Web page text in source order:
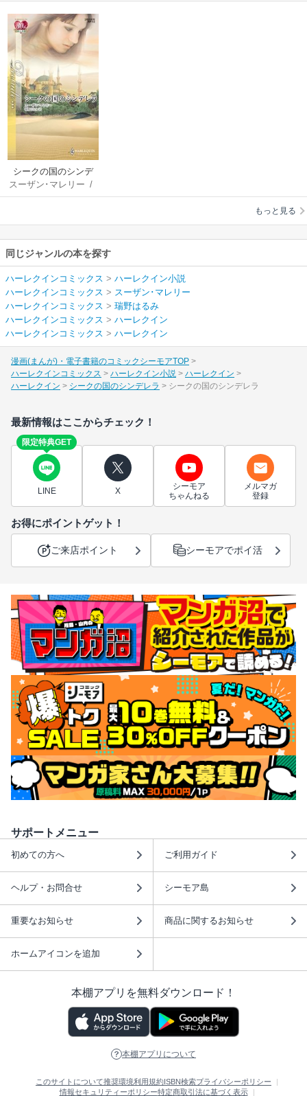
シークの国のシンデ
レラ
スーザン･マレリー /
瑞野はるみ
もっと見る
同じジャンルの本を探す
ハーレクインコミックス > ハーレクイン小説
ハーレクインコミックス > スーザン･マレリー
ハーレクインコミックス > 瑞野はるみ
ハーレクインコミックス > ハーレクイン
ハーレクインコミックス > ハーレクイン
漫画(まんが)・電子書籍のコミックシーモアTOP
ハーレクインコミックス
ハーレクイン小説
ハーレクイン
ハーレクイン
シークの国のシンデレラ シークの国のシンデレラ
最新情報はここからチェック！
限定特典GET
LINE X
シーモア
ちゃんねる
メルマガ
登録
お得にポイントゲット！
ご来店ポイント シーモアでポイ活
サポートメニュー
初めての方へ ご利用ガイド
ヘルプ・お問合せ シーモア島
重要なお知らせ 商品に関するお知らせ
ホームアイコンを追加
本棚アプリを無料ダウンロード！
本棚アプリについて
このサイトについて推奨環境利用規約ISBN検索プライバシーポリシー
情報セキュリティーポリシー特定商取引法に基づく表示